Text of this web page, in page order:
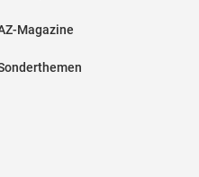
Magazine